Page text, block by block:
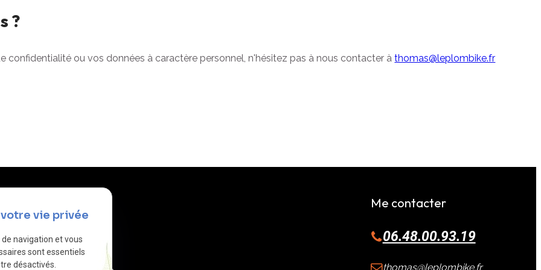
?
ou vos données à caractère personnel, n'hésitez pas à nous contacter àthomas@leplombike.fr
Accueil
Me contacter
06.48.00.93.19
thomas@leplombike.fr
vie privée
navigation et vous
sont essentiels
désactivés.